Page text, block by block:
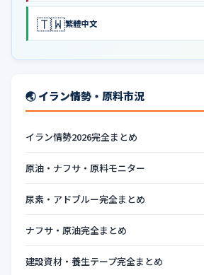
🇹🇼繁體中文
🌏 イラン情勢・原料市況
イラン情勢2026完全まとめ
原油・ナフサ・原料モニター
尿素・アドブルー完全まとめ
ナフサ・原油完全まとめ
建設資材・養生テープ完全まとめ